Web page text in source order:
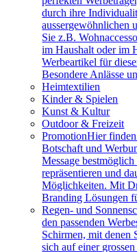
durch ihre
aussergewöhnlichen
Sie z.B.
im Haushalt oder im
Werbeartikel für
Besondere Anlässe
Heimtextilien
Kinder & Spielen
Kunst & Kultur
Outdoor & Freizeit
PromotionHier
Botschaft und
Message
repräsentieren und
Möglichkeiten. Mit
Branding Lösungen
Regen- und
den passenden
Schirmen, mit denen
sich auf einer